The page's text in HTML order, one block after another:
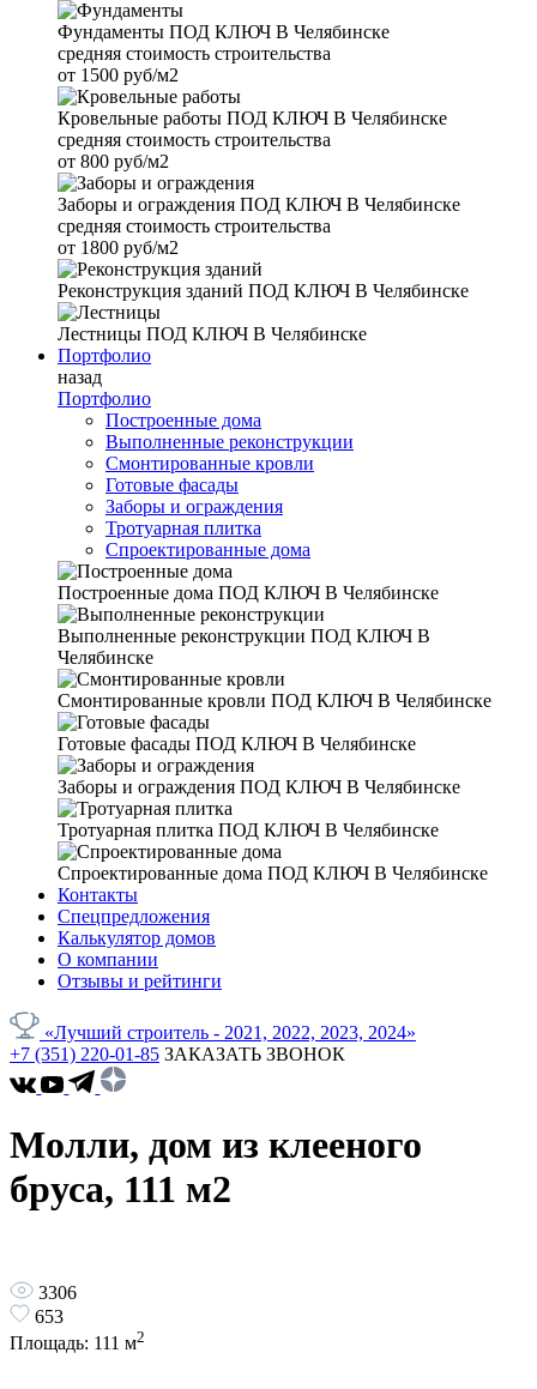
Фундаменты ПОД КЛЮЧ В Челябинске
средняя стоимость строительства
от 1500 руб/м2
Кровельные работы ПОД КЛЮЧ В Челябинске
средняя стоимость строительства
от 800 руб/м2
Заборы и ограждения ПОД КЛЮЧ В Челябинске
средняя стоимость строительства
от 1800 руб/м2
Реконструкция зданий ПОД КЛЮЧ В Челябинске
Лестницы ПОД КЛЮЧ В Челябинске
Портфолио
назад
Портфолио
Построенные дома
Выполненные реконструкции
Смонтированные кровли
Готовые фасады
Заборы и ограждения
Тротуарная плитка
Спроектированные дома
Построенные дома ПОД КЛЮЧ В Челябинске
Выполненные реконструкции ПОД КЛЮЧ В
Челябинске
Смонтированные кровли ПОД КЛЮЧ В Челябинске
Готовые фасады ПОД КЛЮЧ В Челябинске
Заборы и ограждения ПОД КЛЮЧ В Челябинске
Тротуарная плитка ПОД КЛЮЧ В Челябинске
Спроектированные дома ПОД КЛЮЧ В Челябинске
Контакты
Спецпредложения
Калькулятор домов
О компании
Отзывы и рейтинги
«Лучший строитель - 2021, 2022, 2023, 2024»
+7 (351) 220-01-85 ЗАКАЗАТЬ ЗВОНОК
Молли, дом из клееного
бруса, 111 м2
3306
653
Площадь: 111 м2